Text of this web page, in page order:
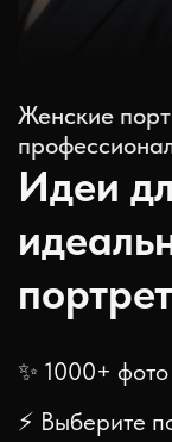
Женские
Идеи
✨ 1000+
⚡ Выберите